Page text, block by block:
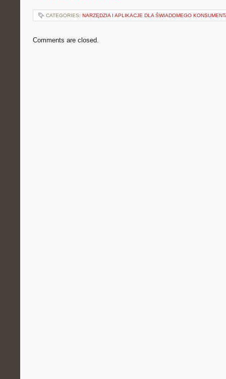
CATEGORIES: NARZĘDZIA I APLIKACJE DLA ŚWIADOMEGO
Comments are closed.